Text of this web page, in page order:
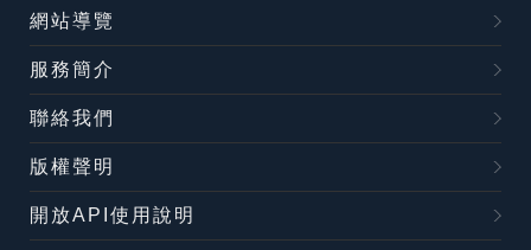
網站導覽
服務簡介
聯絡我們
版權聲明
開放API使用說明